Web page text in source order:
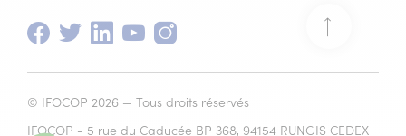
Facebook
(nouvelle
Twitter
(nouvelle
Linkedin
(nouvelle
Youtube
(nouvelle
Retour
haut
© IFOCOP 2026 — Tous droits réservés
IFOCOP - 5 rue du Caducée BP 368, 94154 RUNGIS CEDEX